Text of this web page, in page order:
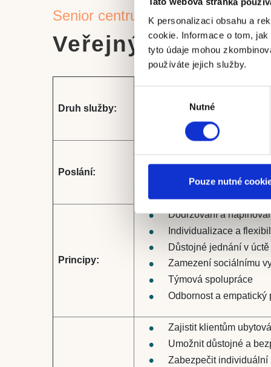
K personalizaci obsahu a
cookie. Informace o tom,
tyto údaje mohou
používáte jejich služby.
Nutné
Pouze nutné
Senior centrum Stříbro
Veřejný závazek
Druh služby:
Domov pro seniory
Domov se zvláštním
Odlehčovací služba
Poslání:
Vytvořit podnětné
Poskytnout
Principy:
Dodržování a
Individualizace a
Důstojné jednání v
Zamezení sociálnímu
Týmová spolupráce
Odbornost a empatický
Zajistit klientům
Umožnit důstojné a
Zabezpečit individuální